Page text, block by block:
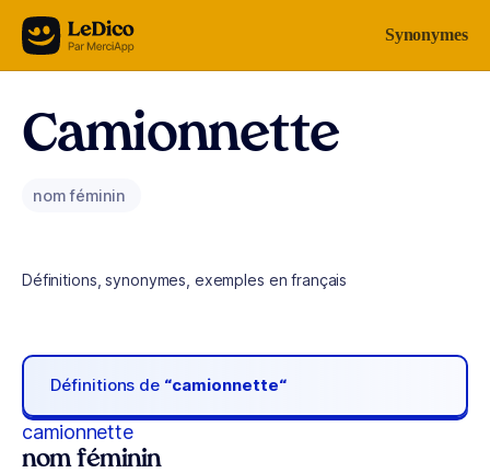
Aller au contenu Synonymes
Camionnette
nom féminin
Définitions, synonymes, exemples en français
Définitions de “camionnette“
camionnette
nom féminin